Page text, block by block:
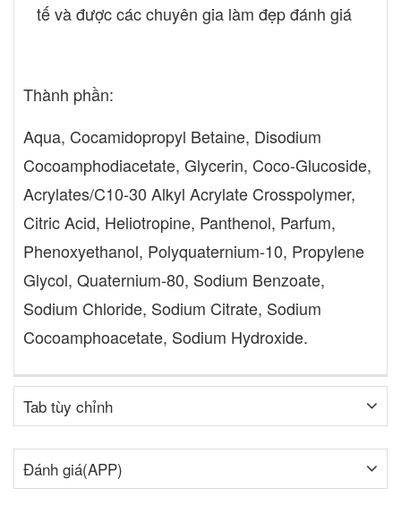
tế và được các chuyên gia làm đẹp đánh giá
Thành phần:
Aqua, Cocamidopropyl Betaine, Disodium
Cocoamphodiacetate, Glycerin, Coco-Glucoside,
Acrylates/C10-30 Alkyl Acrylate Crosspolymer,
Citric Acid, Heliotropine, Panthenol, Parfum,
Phenoxyethanol, Polyquaternium-10, Propylene
Glycol, Quaternium-80, Sodium Benzoate,
Sodium Chloride, Sodium Citrate, Sodium
Cocoamphoacetate, Sodium Hydroxide.
Tab tùy chỉnh
Đánh giá(APP)